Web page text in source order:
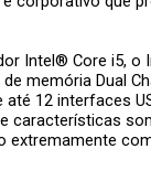
Intel® Core i5,
memória Dual
12 interfaces
extremamente